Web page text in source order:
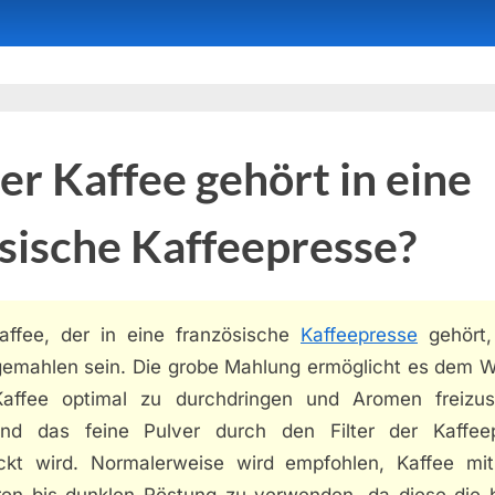
Kaffee gehört in eine
Kaffeepresse?
der in eine französische Kaffeepresse
sein. Die grobe Mahlung ermöglicht es dem
optimal zu durchdringen und Aromen
das feine Pulver durch den Filter der
wird. Normalerweise wird empfohlen, Kaffee